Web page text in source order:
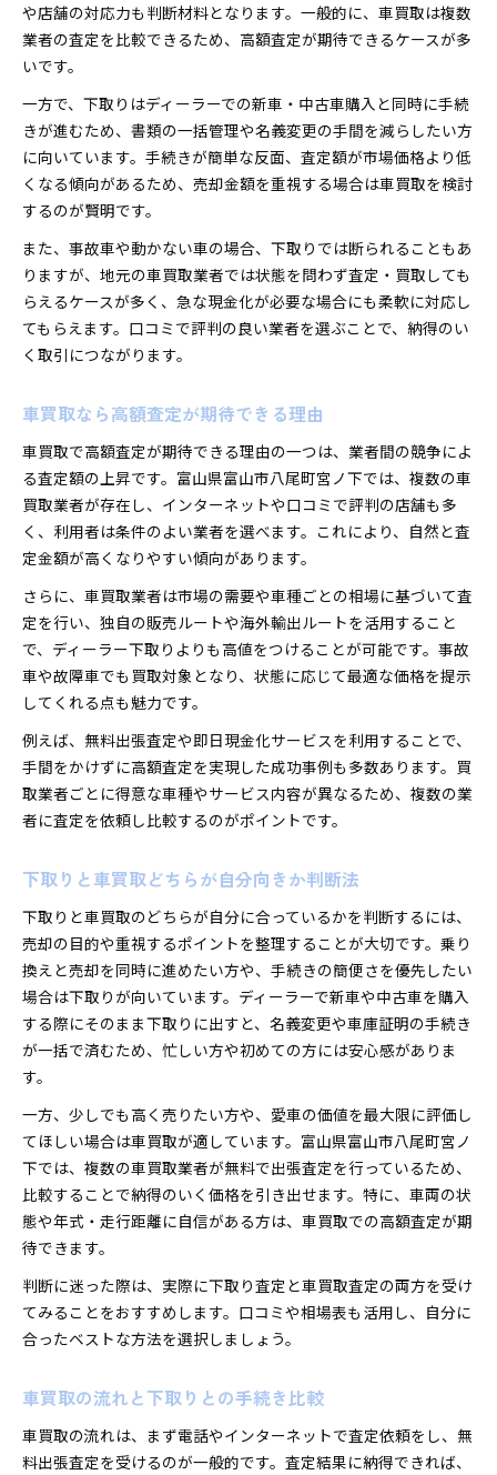
や店舗の対応力も判断材料となります。一般的に、車買取は複数
業者の査定を比較できるため、高額査定が期待できるケースが多
いです。
一方で、下取りはディーラーでの新車・中古車購入と同時に手続
きが進むため、書類の一括管理や名義変更の手間を減らしたい方
に向いています。手続きが簡単な反面、査定額が市場価格より低
くなる傾向があるため、売却金額を重視する場合は車買取を検討
するのが賢明です。
また、事故車や動かない車の場合、下取りでは断られることもあ
りますが、地元の車買取業者では状態を問わず査定・買取しても
らえるケースが多く、急な現金化が必要な場合にも柔軟に対応し
てもらえます。口コミで評判の良い業者を選ぶことで、納得のい
く取引につながります。
車買取なら高額査定が期待できる理由
車買取で高額査定が期待できる理由の一つは、業者間の競争によ
る査定額の上昇です。富山県富山市八尾町宮ノ下では、複数の車
買取業者が存在し、インターネットや口コミで評判の店舗も多
く、利用者は条件のよい業者を選べます。これにより、自然と査
定金額が高くなりやすい傾向があります。
さらに、車買取業者は市場の需要や車種ごとの相場に基づいて査
定を行い、独自の販売ルートや海外輸出ルートを活用すること
で、ディーラー下取りよりも高値をつけることが可能です。事故
車や故障車でも買取対象となり、状態に応じて最適な価格を提示
してくれる点も魅力です。
例えば、無料出張査定や即日現金化サービスを利用することで、
手間をかけずに高額査定を実現した成功事例も多数あります。買
取業者ごとに得意な車種やサービス内容が異なるため、複数の業
者に査定を依頼し比較するのがポイントです。
下取りと車買取どちらが自分向きか判断法
下取りと車買取のどちらが自分に合っているかを判断するには、
売却の目的や重視するポイントを整理することが大切です。乗り
換えと売却を同時に進めたい方や、手続きの簡便さを優先したい
場合は下取りが向いています。ディーラーで新車や中古車を購入
する際にそのまま下取りに出すと、名義変更や車庫証明の手続き
が一括で済むため、忙しい方や初めての方には安心感がありま
す。
一方、少しでも高く売りたい方や、愛車の価値を最大限に評価し
てほしい場合は車買取が適しています。富山県富山市八尾町宮ノ
下では、複数の車買取業者が無料で出張査定を行っているため、
比較することで納得のいく価格を引き出せます。特に、車両の状
態や年式・走行距離に自信がある方は、車買取での高額査定が期
待できます。
判断に迷った際は、実際に下取り査定と車買取査定の両方を受け
てみることをおすすめします。口コミや相場表も活用し、自分に
合ったベストな方法を選択しましょう。
車買取の流れと下取りとの手続き比較
車買取の流れは、まず電話やインターネットで査定依頼をし、無
料出張査定を受けるのが一般的です。査定結果に納得できれば、